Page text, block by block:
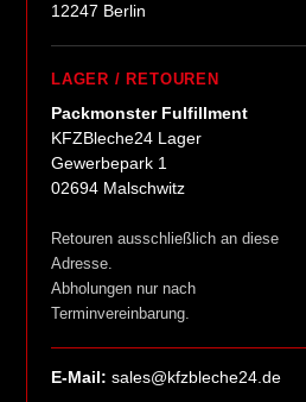
12247 Berlin
LAGER / RETOUREN
Packmonster Fulfillment
KFZBleche24 Lager
Gewerbepark 1
02694 Malschwitz
Retouren ausschließlich an diese
Adresse.
Abholungen nur nach
Terminvereinbarung.
E-Mail: sales@kfzbleche24.de